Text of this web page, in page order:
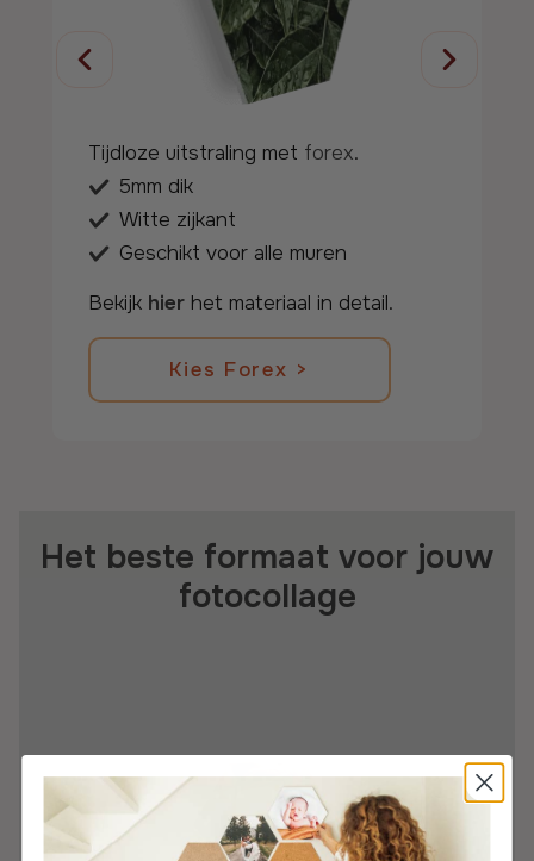
Tijdloze uitstraling met forex.
5mm dik
Witte zijkant
Geschikt voor alle muren
Bekijk hier het materiaal in detail.
Kies Forex >
Terug naar de details.
Het beste formaat voor jouw
fotocollage